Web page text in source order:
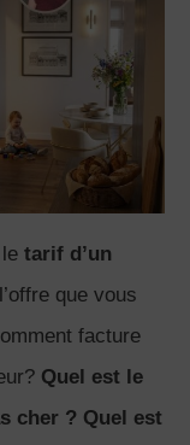
tarif d’un
que vous
facture
Quel est le
cher ? Quel est